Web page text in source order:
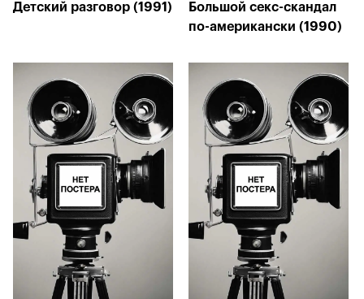
Детский разговор (1991)
Большой секс-скандал
по-американски (1990)